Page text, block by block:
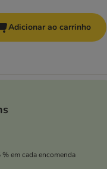
Adicionar ao carrinho
em cada encomenda